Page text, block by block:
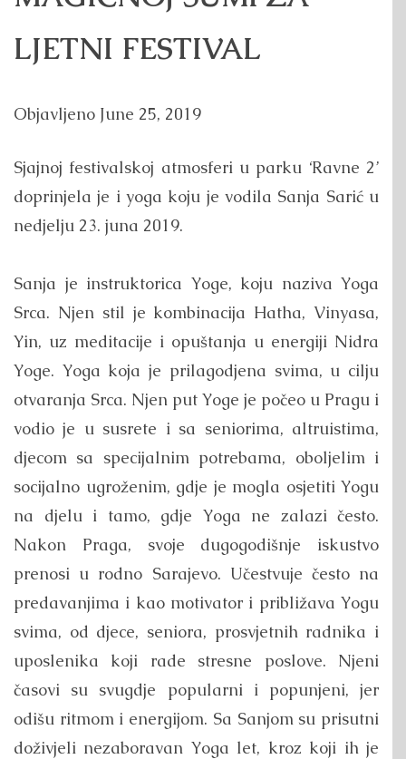
LJETNI FESTIVAL
Objavljeno June 25, 2019
Sjajnoj festivalskoj atmosferi u parku ‘Ravne 2’
doprinjela je i yoga koju je vodila Sanja Sarić u
nedjelju 23. juna 2019.
Sanja je instruktorica Yoge, koju naziva Yoga
Srca. Njen stil je kombinacija Hatha, Vinyasa,
Yin, uz meditacije i opuštanja u energiji Nidra
Yoge. Yoga koja je prilagodjena svima, u cilju
otvaranja Srca. Njen put Yoge je počeo u Pragu i
vodio je u susrete i sa seniorima, altruistima,
djecom sa specijalnim potrebama, oboljelim i
socijalno ugroženim, gdje je mogla osjetiti Yogu
na djelu i tamo, gdje Yoga ne zalazi često.
Nakon Praga, svoje dugogodišnje iskustvo
prenosi u rodno Sarajevo. Učestvuje često na
predavanjima i kao motivator i približava Yogu
svima, od djece, seniora, prosvjetnih radnika i
uposlenika koji rade stresne poslove. Njeni
časovi su svugdje popularni i popunjeni, jer
odišu ritmom i energijom. Sa Sanjom su prisutni
doživjeli nezaboravan Yoga let, kroz koji ih je